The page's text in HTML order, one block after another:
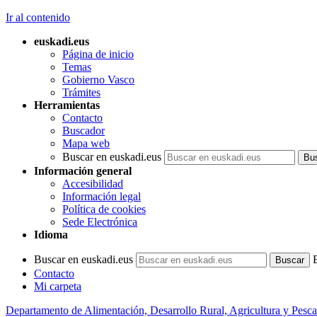
Ir al contenido
euskadi.eus
Página de inicio
Temas
Gobierno Vasco
Trámites
Herramientas
Contacto
Buscador
Mapa web
Buscar en euskadi.eus
Información general
Accesibilidad
Información legal
Política de cookies
Sede Electrónica
Idioma
Buscar en euskadi.eus
Contacto
Mi carpeta
Departamento de Alimentación, Desarrollo Rural, Agricultura y Pesca